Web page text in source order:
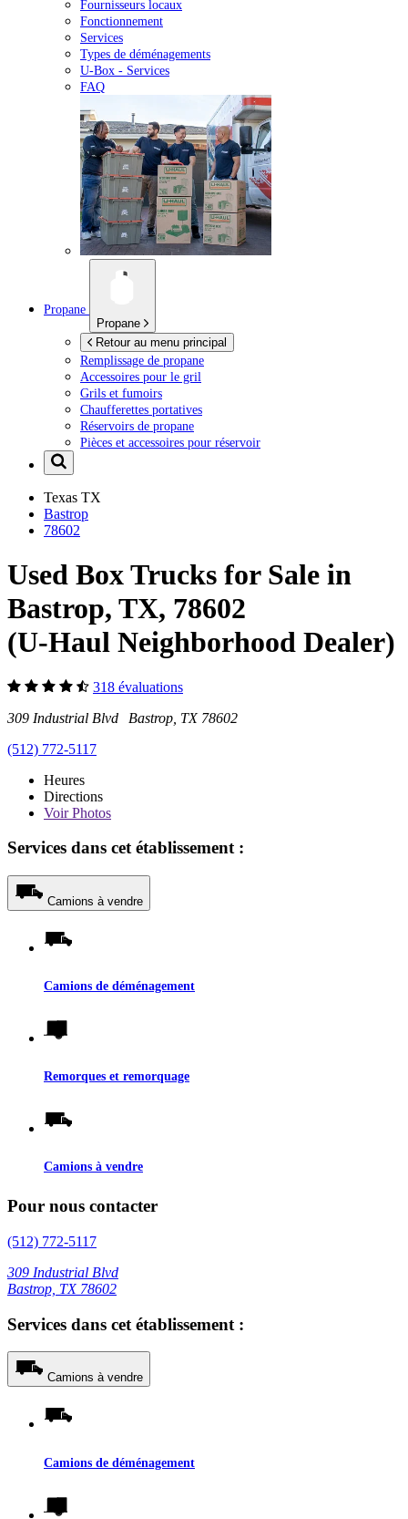
Fournisseurs locaux
Fonctionnement
Services
Types de déménagements
U-Box - Services
FAQ
Propane
Propane
Retour au menu principal
Remplissage de propane
Accessoires pour le gril
Grils et fumoirs
Chaufferettes portatives
Réservoirs de propane
Pièces et accessoires pour réservoir
Texas TX
Bastrop
78602
Used Box Trucks for Sale in
Bastrop, TX, 78602
(U-Haul Neighborhood Dealer)
318 évaluations
309 Industrial Blvd Bastrop, TX 78602
(512) 772-5117
Heures
Directions
VoirPhotos
Services dans cet établissement :
Camions à vendre
Camions de déménagement
Remorques et remorquage
Camions à vendre
Pour nous contacter
(512) 772-5117
309 Industrial Blvd
Bastrop, TX 78602
Services dans cet établissement :
Camions à vendre
Camions de déménagement